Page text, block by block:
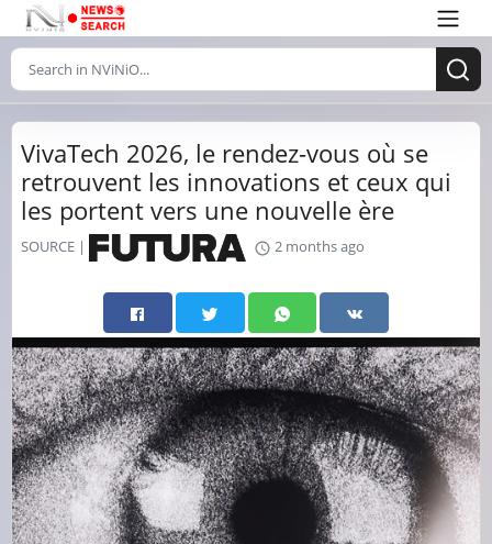
VivaTech 2026, le rendez-vous où se
retrouvent les innovations et ceux qui
les portent vers une nouvelle ère
SOURCE | 2 months ago